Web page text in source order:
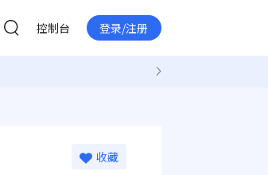
控制台 登录/注册
收藏